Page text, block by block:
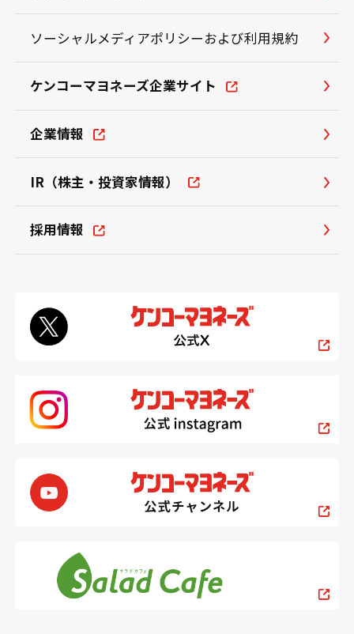
ソーシャルメディアポリシーおよび利用規約
ケンコーマヨネーズ企業サイト
企業情報
IR（株主・投資家情報）
採用情報